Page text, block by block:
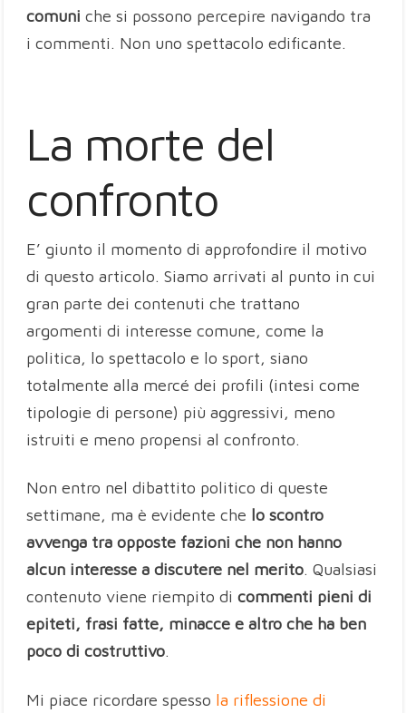
comuni che si possono percepire navigando tra
i commenti. Non uno spettacolo edificante.
La morte del
confronto
E’ giunto il momento di approfondire il motivo
di questo articolo. Siamo arrivati al punto in cui
gran parte dei contenuti che trattano
argomenti di interesse comune, come la
politica, lo spettacolo e lo sport, siano
totalmente alla mercé dei profili (intesi come
tipologie di persone) più aggressivi, meno
istruiti e meno propensi al confronto.
Non entro nel dibattito politico di queste
settimane, ma è evidente che lo scontro
avvenga tra opposte fazioni che non hanno
alcun interesse a discutere nel merito. Qualsiasi
contenuto viene riempito dicommenti pieni di
epiteti, frasi fatte, minacce e altro che ha ben
poco di costruttivo.
Mi piace ricordare spesso la riflessione di